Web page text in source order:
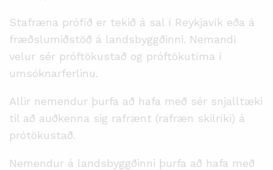
Stafræna prófið er tekið á sal í Reykjavík eða á
fræðslumiðstöð á landsbyggðinni. Nemandi
velur sér próftökustað og próftökutíma í
umsóknarferlinu.
Allir nemendur þurfa að hafa með sér snjalltæki
til að auðkenna sig rafrænt (rafræn skilríki) á
prótökustað.
Nemendur á landsbyggðinni þurfa að hafa með